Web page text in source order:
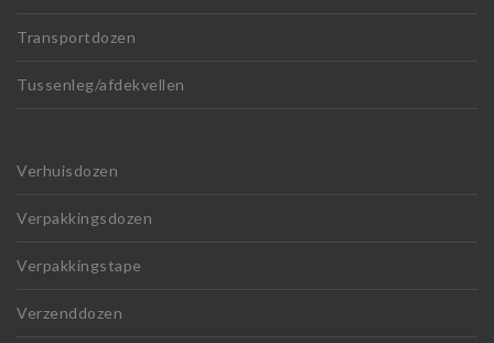
Transportdozen
Tussenleg/afdekvellen
Verhuisdozen
Verpakkingsdozen
Verpakkingstape
Verzenddozen